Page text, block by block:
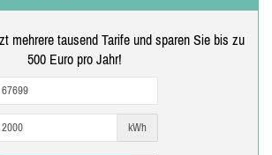
mehrere tausend Tarife und sparen Sie bis zu
500 Euro pro Jahr!
kWh